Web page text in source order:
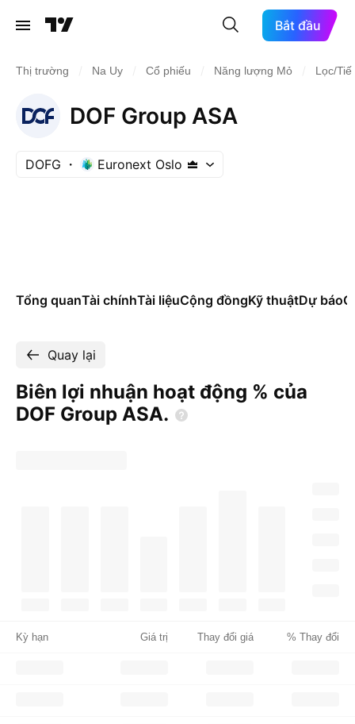
Bắt đầu
Thị trường Na Uy Cổ phiếu Năng lượng Mỏ Lọc/
DOF Group ASA
DOFG Euronext Oslo
Tổng quanTài chínhTài liệuCộng đồngKỹ thuậtDự báo
Quay lại
Biên lợi nhuận hoạt động % của
DOF Group ASA.
Kỳ hạn Giá trị Thay đổi giá % Thay đổi